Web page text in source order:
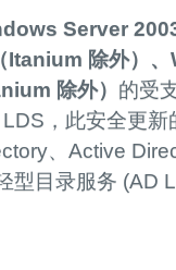
Server
除外）
除外） 的受
，此安全更新
、Active
型目录服务 (AD